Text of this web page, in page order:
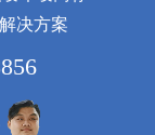
决方案